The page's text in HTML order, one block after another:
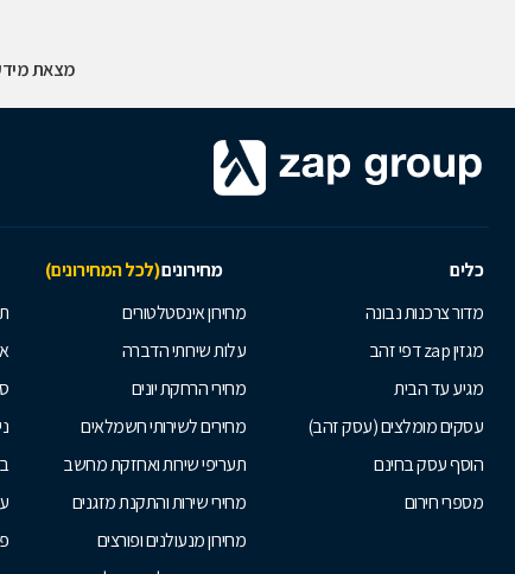
מצאת
כלים מחירונים(לכל המחירונים)
מדור צרכנות נבונה
מגזין zap דפי זהב
מגיע עד הבית
עסקים מומלצים (עסק זהב)
הוסף עסק בחינם
מספרי חירום
מחירון אינסטלטורים
עלות שירותי הדברה
מחירי הרחקת יונים
מחירים לשירותי חשמלאים
תעריפי שירות ואחזקת מחשב
מחירי שירות והתקנת מזגנים
מחירון מנעולנים ופורצים